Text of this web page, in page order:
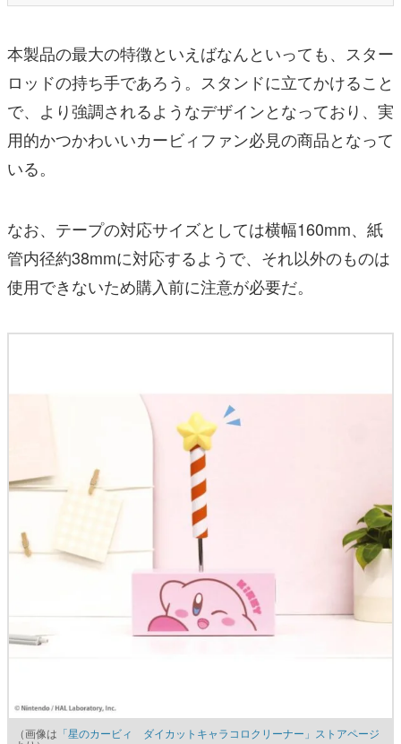
本製品の最大の特徴といえばなんといっても、スター
ロッドの持ち手であろう。スタンドに立てかけること
で、より強調されるようなデザインとなっており、実
用的かつかわいいカービィファン必見の商品となって
いる。
なお、テープの対応サイズとしては横幅160mm、紙
管内径約38mmに対応するようで、それ以外のものは
使用できないため購入前に注意が必要だ。
（画像は 「星のカービィ ダイカットキャラコロクリーナー」ストアページ